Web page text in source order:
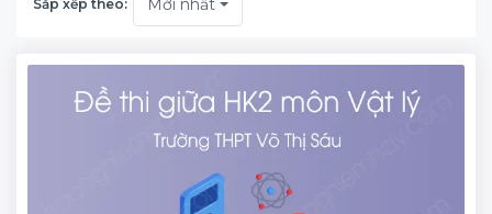
Sắp xếp theo: